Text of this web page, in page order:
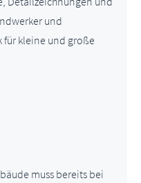
und
für kleine und große
muss bereits bei